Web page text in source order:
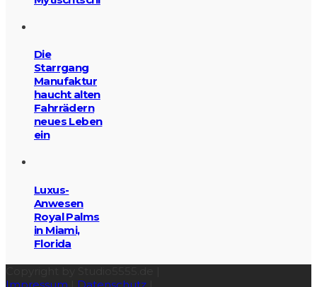
Die
Starrgang
Manufaktur
haucht alten
Fahrrädern
neues Leben
ein
Luxus-
Anwesen
Royal Palms
in Miami,
Florida